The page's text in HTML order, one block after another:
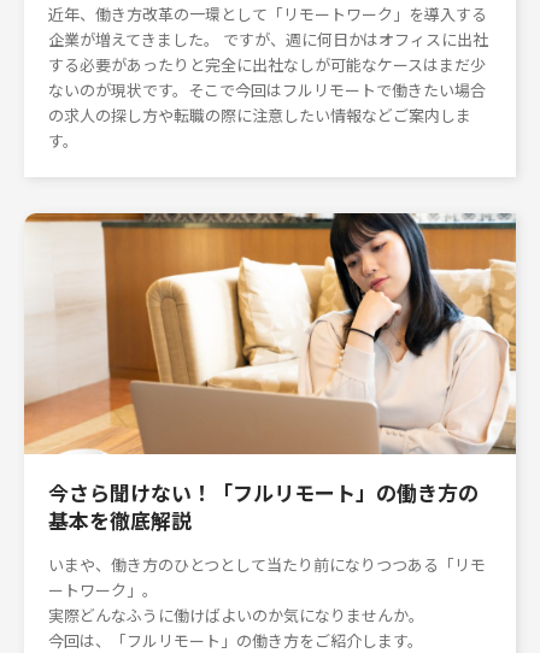
近年、働き方改革の一環として「リモートワーク」を導入する
企業が増えてきました。 ですが、週に何日かはオフィスに出社
する必要があったりと完全に出社なしが可能なケースはまだ少
ないのが現状です。そこで今回はフルリモートで働きたい場合
の求人の探し方や転職の際に注意したい情報などご案内しま
す。
今さら聞けない！「フルリモート」の働き方の
基本を徹底解説
いまや、働き方のひとつとして当たり前になりつつある「リモ
ートワーク」。
実際どんなふうに働けばよいのか気になりませんか。
今回は、「フルリモート」の働き方をご紹介します。